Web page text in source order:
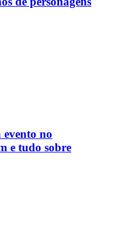
no
e tudo sobre